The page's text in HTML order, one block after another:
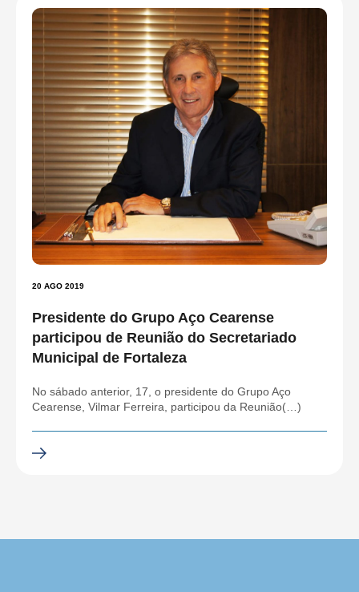
20 AGO 2019
Presidente do Grupo Aço Cearense
participou de Reunião do Secretariado
Municipal de Fortaleza
No sábado anterior, 17, o presidente do Grupo Aço
Cearense, Vilmar Ferreira, participou da Reunião(…)